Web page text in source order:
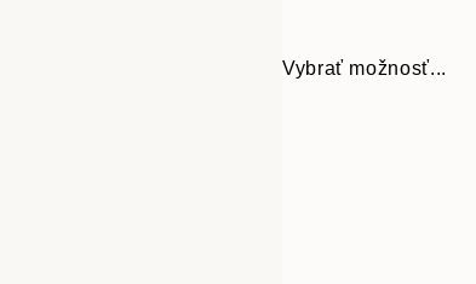
Vybrať možnosť...